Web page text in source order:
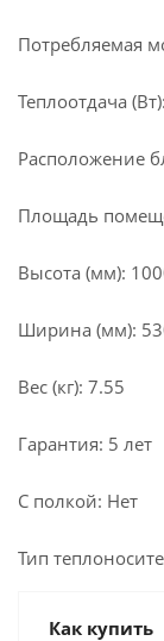
Потребляемая
Теплоотдача
Расположение
Площадь
Высота (мм):
Ширина (мм):
Вес (кг): 7.55
Гарантия: 5 лет
С полкой: Нет
Тип
Как купить